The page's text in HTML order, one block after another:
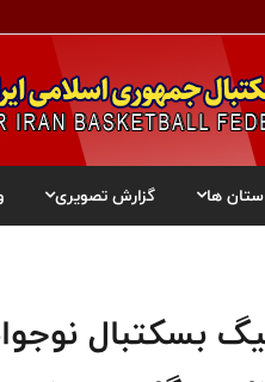
ها گزارش تصویری
لیگ بسکتبال